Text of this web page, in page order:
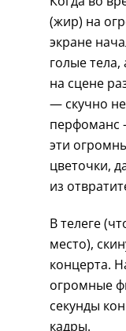
(жир) на
экране
голые
на сцене
— скучно
перфоманс
эти
цветочки,
из
В телеге
место),
концерта.
огромные
секунды
кадры.